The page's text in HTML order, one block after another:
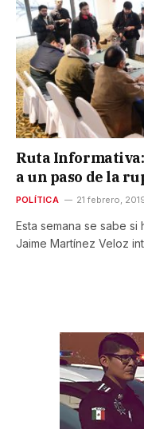
Ruta
a un paso de la
POLÍTICA 21 febrero,
Esta semana se sabe si
Jaime Martínez Veloz